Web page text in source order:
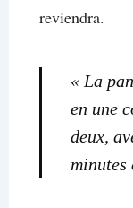
reviendra.
« La
en une
deux,
minutes